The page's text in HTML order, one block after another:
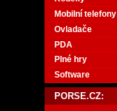
Mobilní telefony
Ovladače
PDA
Plné hry
Software
PORSE.CZ: